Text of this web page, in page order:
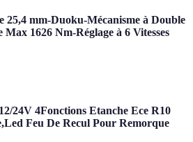
25,4 mm-Duoku-Mécanisme à Double
1626 Nm-Réglage à 6 Vitesses
24V 4Fonctions Etanche Ece R10
Feu De Recul Pour Remorque